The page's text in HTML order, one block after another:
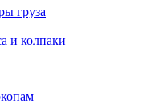
груза
и колпаки